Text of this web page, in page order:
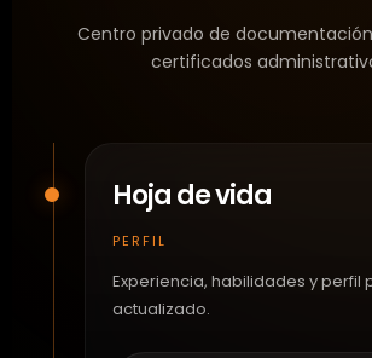
Centro privado de
certificados
Hoja de vida
PERFIL
Experiencia, habilidades y perfil
actualizado.